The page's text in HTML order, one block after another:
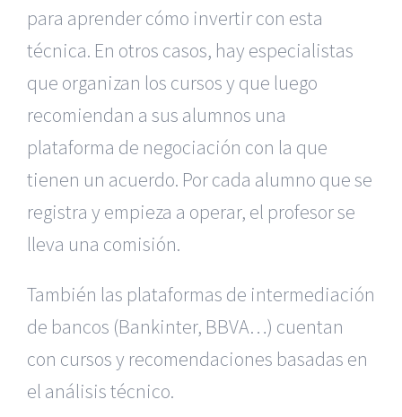
para aprender cómo invertir con esta
técnica. En otros casos, hay especialistas
que organizan los cursos y que luego
recomiendan a sus alumnos una
plataforma de negociación con la que
tienen un acuerdo. Por cada alumno que se
registra y empieza a operar, el profesor se
lleva una comisión.
También las plataformas de intermediación
de bancos (Bankinter, BBVA…) cuentan
con cursos y recomendaciones basadas en
el análisis técnico.